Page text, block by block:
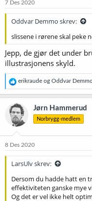
7 Des 2020
Oddvar Demmo skrev:
slissene i rørene skal peke
Jepp, de gjør det under
illustrasjonens skyld.
R
e
a
k
s
j
o
e
erikraude og Oddvar
Jørn Hammerud
Norbrygg-medlem
8 Des 2020
LarsUlv skrev:
Dersom du hadde hatt en
effektiviteten ganske mye
Og det er vel ikke helt